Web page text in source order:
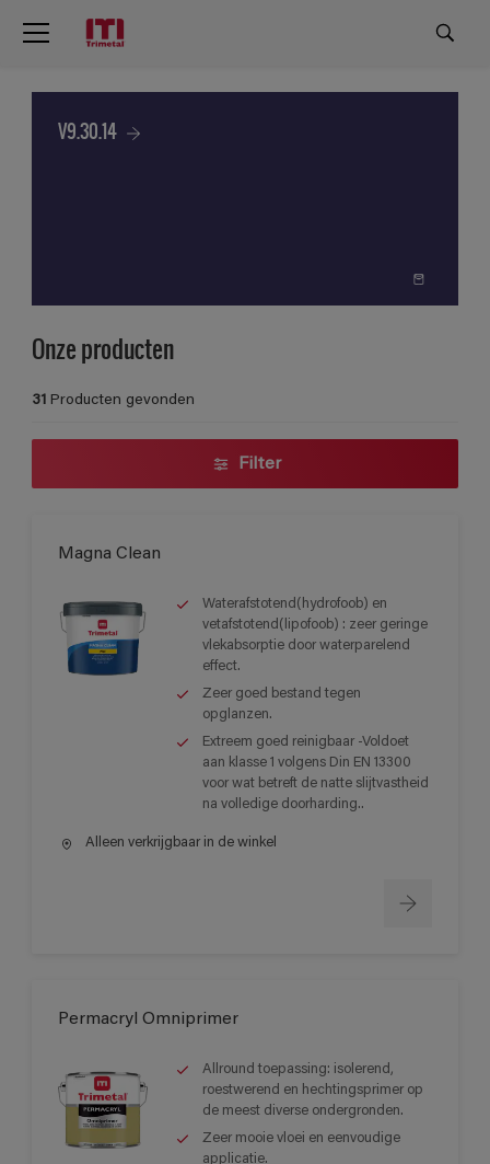
V9.30.14
Onze producten
31 Producten gevonden
Filter
Magna Clean
Waterafstotend(hydrofoob) en
vetafstotend(lipofoob) : zeer geringe
vlekabsorptie door waterparelend
effect.
Zeer goed bestand tegen
opglanzen.
Extreem goed reinigbaar -Voldoet
aan klasse 1 volgens Din EN 13300
voor wat betreft de natte slijtvastheid
na volledige doorharding..
Alleen verkrijgbaar in de winkel
Permacryl Omniprimer
Allround toepassing: isolerend,
roestwerend en hechtingsprimer op
de meest diverse ondergronden.
Zeer mooie vloei en eenvoudige
applicatie.